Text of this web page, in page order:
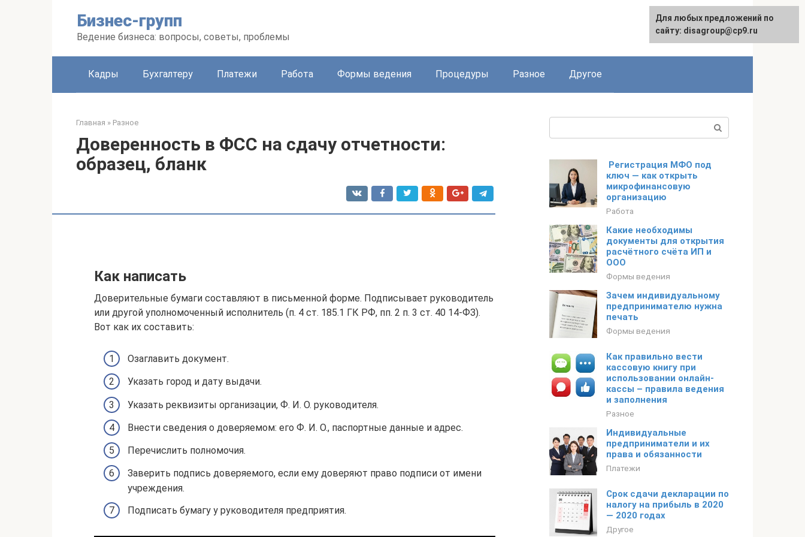
Бизнес-групп
Ведение бизнеса: вопросы, советы, проблемы
Кадры Бухгалтеру Платежи Работа Формы ведения Процедуры Разное Другое
Главная » Разное
Доверенность в ФСС на сдачу отчетности:
образец, бланк
Как написать
Доверительные бумаги составляют в письменной форме. Подписывает руководитель
или другой уполномоченный исполнитель (п. 4 ст. 185.1 ГК РФ, пп. 2 п. 3 ст. 40 14-ФЗ).
Вот как их составить:
Озаглавить документ.
Указать город и дату выдачи.
Указать реквизиты организации, Ф. И. О. руководителя.
Внести сведения о доверяемом: его Ф. И. О., паспортные данные и адрес.
Перечислить полномочия.
Заверить подпись доверяемого, если ему доверяют право подписи от имени
учреждения.
Подписать бумагу у руководителя предприятия.
Регистрация МФО под
ключ — как открыть
микрофинансовую
организацию
Работа
Какие необходимы
документы для открытия
расчётного счёта ИП и
ООО
Формы ведения
Зачем индивидуальному
предпринимателю нужна
печать
Формы ведения
Как правильно вести
кассовую книгу при
использовании онлайн-
кассы – правила ведения
и заполнения
Разное
Индивидуальные
предприниматели и их
права и обязанности
Платежи
Срок сдачи декларации по
налогу на прибыль в 2020
— 2020 годах
Другое
Для любых предложений по
сайту: disagroup@cp9.ru